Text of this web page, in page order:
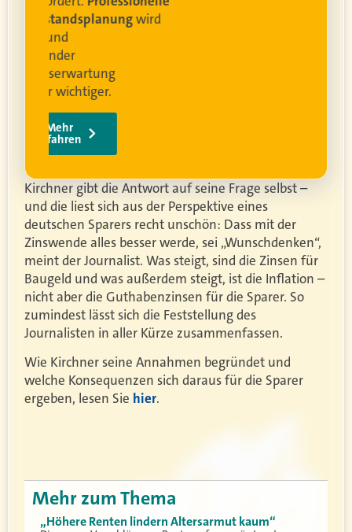
wird
Kirchner gibt die Antwort auf seine Frage selbst –
und die liest sich aus der Perspektive eines
deutschen Sparers recht unschön: Dass mit der
Zinswende alles besser werde, sei „Wunschdenken“,
meint der Journalist. Was steigt, sind die Zinsen für
Baugeld und was außerdem steigt, ist die Inflation –
nicht aber die Guthabenzinsen für die Sparer. So
zumindest lässt sich die Feststellung des
Journalisten in aller Kürze zusammenfassen.
Wie Kirchner seine Annahmen begründet und
welche Konsequenzen sich daraus für die Sparer
ergeben, lesen Sie hier.
Mehr zum Thema
„Höhere Renten lindern Altersarmut kaum“